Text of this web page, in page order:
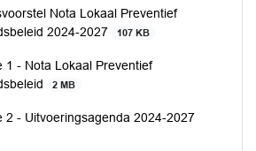
Nota Lokaal Preventief
2024-2027
107 KB
1 - Nota Lokaal Preventief
2 MB
2 - Uitvoeringsagenda 2024-2027